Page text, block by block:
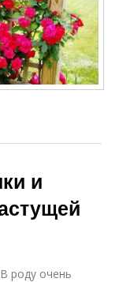
и
роду очень